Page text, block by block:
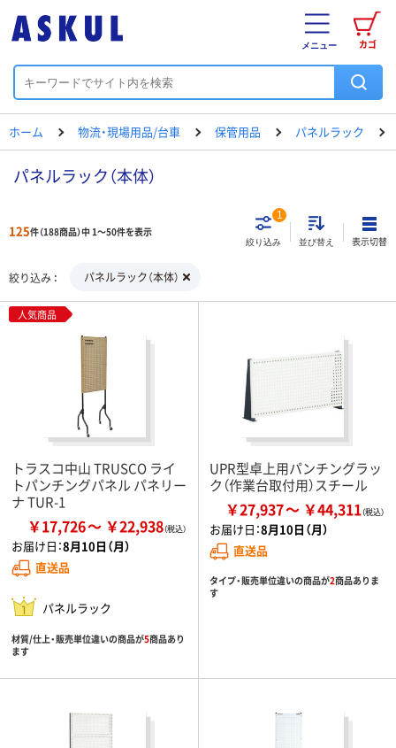
カゴ
メニュー
ホーム 物流・現場用品/台車 保管用品 パネルラック
パネルラック（本体）
125件（188商品）中 1～50件を表示
絞り込み
1
並び替え 表示切替
絞り込み パネルラック（本体）
人気商品
トラスコ中山 TRUSCO ライ
トパンチングパネル パネリー
ナ TUR-1
￥17,726 ￥22,938
お届け日：8月10日（月）
直送品
パネルラック
材質/仕上・販売単位違いの商品が5商品あり
ます
UPR型卓上用パンチングラッ
ク（作業台取付用）スチール
￥27,937 ￥44,311
お届け日：8月10日（月）
直送品
タイプ・販売単位違いの商品が2商品ありま
す